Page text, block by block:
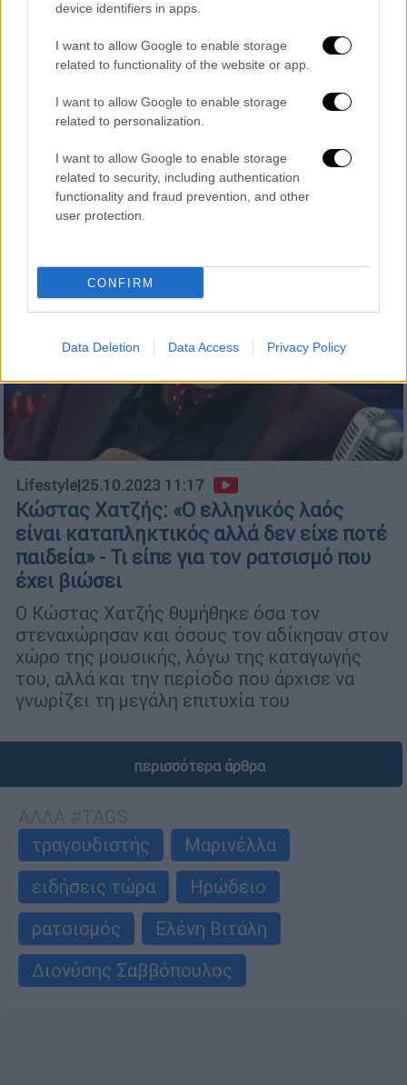
device identifiers in apps.
I want to allow Google to enable storage
related to functionality of the website or app.
I want to allow Google to enable storage
related to personalization.
I want to allow Google to enable storage
related to security, including authentication
functionality and fraud prevention, and other
user protection.
CONFIRM
Data Deletion Data Access Privacy Policy
έχει προσφέρει στον πολιτισμό;» - Η
τσιγγάνικη καταγωγή και ο ρατσισμός
που βίωσε
Μία εφ' όλη της ύλης συνέντευξη
παραχώρσε ο Κώστας Χατζής
Lifestyle|25.10.2023 11:17
Κώστας Χατζής: «Ο ελληνικός λαός
είναι καταπληκτικός αλλά δεν είχε ποτέ
παιδεία» - Τι είπε για τον ρατσισμό που
έχει βιώσει
Ο Κώστας Χατζής θυμήθηκε όσα τον
στεναχώρησαν και όσους τον αδίκησαν στον
χώρο της μουσικής, λόγω της καταγωγής
του, αλλά και την περίοδο που άρχισε να
γνωρίζει τη μεγάλη επιτυχία του
περισσότερα άρθρα
τραγουδιστής
Μαρινέλλα
ειδήσεις τώρα
Ηρώδειο
ρατσισμός
Ελένη Βιτάλη
Διονύσης Σαββόπουλος